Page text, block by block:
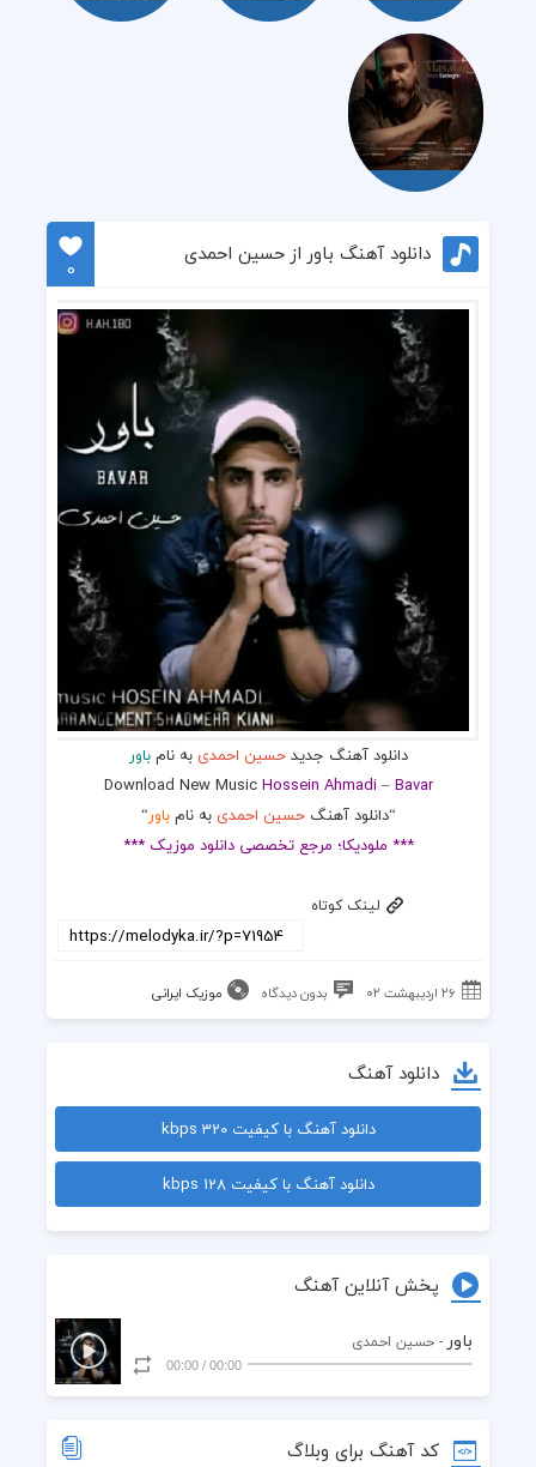
دانلود آهنگ باور از حسین احمدی
0
دانلود آهنگ جدیدحسین احمدی به نامباور
Download New MusicHossein Ahmadi–Bavar
“دانلود آهنگ حسین احمدی به نامباور“
*** ملودیکا؛ مرجع تخصصی دانلود موزیک ***
لینک کوتاه
۲۶ اردیبهشت ۰۲ بدون دیدگاه موزیک ایرانی
دانلود آهنگ
دانلود آهنگ با کیفیت 320 kbps
دانلود آهنگ با کیفیت 128 kbps
پخش آنلاین آهنگ
باور - حسین احمدی
00:00
/
00:00
کد آهنگ برای وبلاگ